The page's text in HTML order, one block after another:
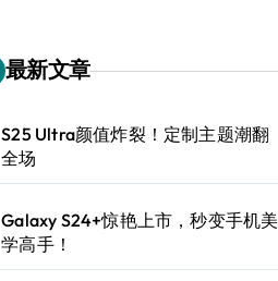
最新文章
S25 Ultra颜值炸裂！定制主题潮翻
全场
Galaxy S24+惊艳上市，秒变手机美
学高手！